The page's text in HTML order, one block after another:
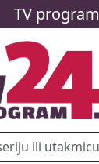
TV program